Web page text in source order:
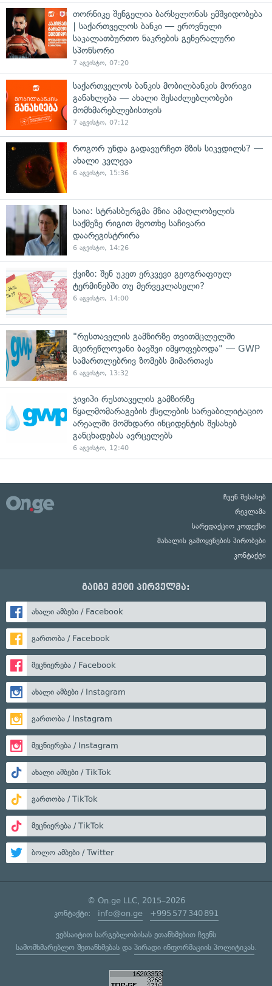
თორნიკე შენგელია ბარსელონას ემშვიდობება
| საქართველოს ბანკი — ეროვნული
საკალათბურთო ნაკრების გენერალური
სპონსორი
7 აგვისტო, 07:20
საქართველოს ბანკის მობილბანკის მორიგი
განახლება — ახალი შესაძლებლობები
მომხმარებლებისთვის
7 აგვისტო, 07:12
როგორ უნდა გადავურჩეთ მზის სიკვდილს? —
ახალი კვლევა
6 აგვისტო, 15:36
საია: სტრასბურგმა მზია ამაღლობელის
საქმეზე რიგით მეოთხე საჩივარი
დაარეგისტრირა
6 აგვისტო, 14:26
ქვიზი: შენ უკეთ ერკვევი გეოგრაფიულ
ტერმინებში თუ მერვეკლასელი?
6 აგვისტო, 14:00
"რუსთაველის გამზირზე თვითმცლელში
მცირეწლოვანი ბავშვი იმყოფებოდა" — GWP
სამართლებრივ ზომებს მიმართავს
6 აგვისტო, 13:32
ჯივიპი რუსთაველის გამზირზე
წყალმომარაგების ქსელების სარეაბილიტაციო
არეალში მომხდარი ინციდენტის შესახებ
განცხადებას ავრცელებს
6 აგვისტო, 12:40
ჩვენ შესახებ
რეკლამა
სარედაქციო კოდექსი
მასალის გამოყენების პირობები
კონტაქტი
გაიგე მეტი პირველმა:
ახალი ამბები / Facebook
გართობა / Facebook
მეცნიერება / Facebook
ახალი ამბები / Instagram
გართობა / Instagram
მეცნიერება / Instagram
ახალი ამბები / TikTok
გართობა / TikTok
მეცნიერება / TikTok
ბოლო ამბები / Twitter
© On.ge LLC, 2015–2026
კონტაქტი: info@on.ge +995 577 340 891
ვებსაიტით სარგებლობისას ეთანხმებით ჩვენს
სამომხმარებლო შეთანხმებასდა პირადი ინფორმაციის პოლიტიკას.